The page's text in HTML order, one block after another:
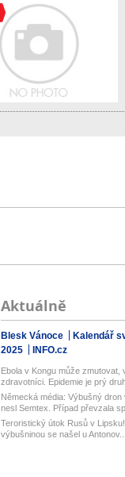
Aktuálně
Blesk Vánoce
Kalendář
2025
INFO.cz
Ebola v Kongu může zmutovat,
zdravotníci. Epidemie je prý
Německá média: Výbušný dron
nesl Semtex. Případ převzala
Teroristický útok Rusů v
výbušninou se našel u Antonov...